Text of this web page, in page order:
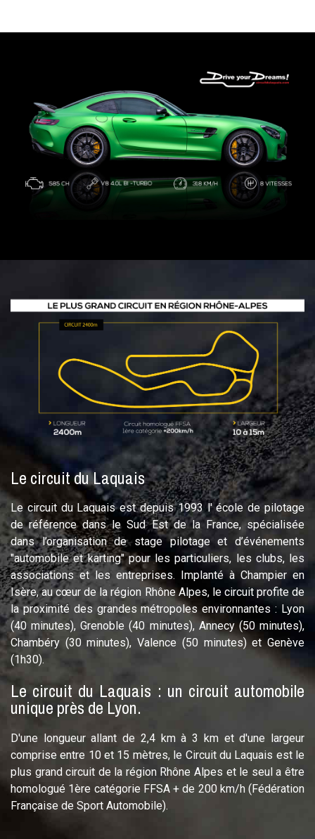
Le circuit du Laquais
Le circuit du Laquais est depuis 1993 l' école de pilotage
de référence dans le Sud Est de la France, spécialisée
dans l’organisation de stage pilotage et d’événements
"automobile et karting" pour les particuliers, les clubs, les
associations et les entreprises. Implanté à Champier en
Isère, au cœur de la région Rhône Alpes, le circuit profite de
la proximité des grandes métropoles environnantes : Lyon
(40 minutes), Grenoble (40 minutes), Annecy (50 minutes),
Chambéry (30 minutes), Valence (50 minutes) et Genève
(1h30).
Le circuit du Laquais : un circuit automobile
unique près de Lyon.
D'une longueur allant de 2,4 km à 3 km et d'une largeur
comprise entre 10 et 15 mètres, le Circuit du Laquais est le
plus grand circuit de la région Rhône Alpes et le seul a être
homologué 1ère catégorie FFSA + de 200 km/h (Fédération
Française de Sport Automobile).